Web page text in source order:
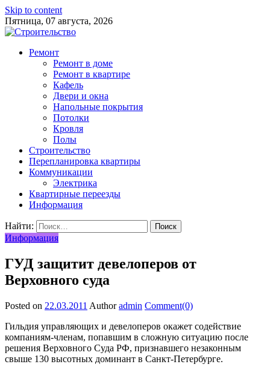
Skip to content
Пятница, 07 августа, 2026
Ремонт
Ремонт в доме
Ремонт в квартире
Кафель
Двери и окна
Напольные покрытия
Потолки
Кровля
Полы
Строительство
Перепланировка квартиры
Коммуникации
Электрика
Квартирные переезды
Информация
Найти:
Информация
ГУД защитит девелоперов от
Верховного суда
Posted on 22.03.2011 Author admin Comment(0)
Гильдия управляющих и девелоперов окажет содействие
компаниям-членам, попавшим в сложную ситуацию после
решения Верховного Суда РФ, признавшего незаконным
свыше 130 высотных доминант в Санкт-Петербурге.